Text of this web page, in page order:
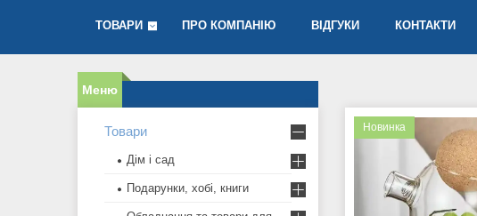
ТОВАРИ ПРО КОМПАНІЮ ВІДГУКИ КОНТАКТИ
Новинка
Товари
Дім і сад
Подарунки, хобі, книги